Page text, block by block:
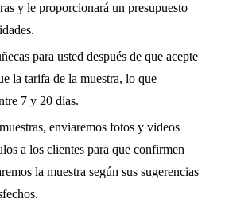
y le proporcionará un presupuesto
para usted después de que acepte
la tarifa de la muestra, lo que
7 y 20 días.
enviaremos fotos y videos
a los clientes para que confirmen
la muestra según sus sugerencias